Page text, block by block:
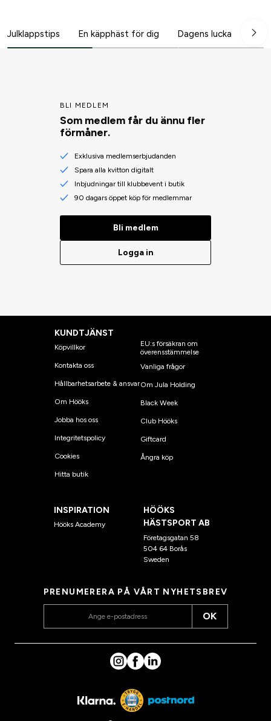
Julklappstips En käpphäst för dig Dagens lucka
BLI MEDLEM
Som medlem får du ännu fler
förmåner.
Exklusiva medlemserbjudanden
Spara alla kvitton digitalt
Inbjudningar till klubbevent i butik
90 dagars öppet köp för medlemmar
Bli medlem
Logga in
KUNDTJÄNST
Köpvillkor
Kontakta oss
Hållbarhetsarbete & ansvar
Om Hööks
Jobba hos oss
Integritetspolicy
Cookies
Hitta butik
EU:s försäkran om
överensstämmelse
Vanliga frågor
Om Jula Holding
Black Week
Club Hööks
Giftcard
Ångra köp
INSPIRATION
Hööks Academy
HÖÖKS
HÄSTSPORT AB
Företagsgatan 58
504 64 Borås
Sweden
PRENUMERERA PÅ VÅRT NYHETSBREV
OK